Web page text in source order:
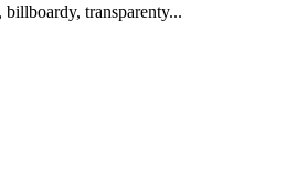
transparenty...